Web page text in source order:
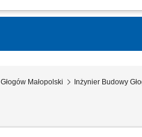
wspieranie realizacji robót przy
Głogów Małopolski Inżynier Budowy